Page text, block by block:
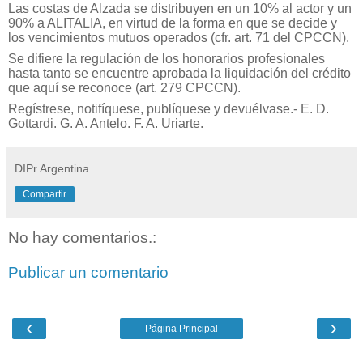
Las costas de Alzada se distribuyen en un 10% al actor y un
90% a ALITALIA, en virtud de la forma en que se decide y
los vencimientos mutuos operados (cfr. art. 71 del CPCCN).
Se difiere la regulación de los honorarios profesionales
hasta tanto se encuentre aprobada la liquidación del crédito
que aquí se reconoce (art. 279 CPCCN).
Regístrese, notifíquese, publíquese y devuélvase.- E. D.
Gottardi. G. A. Antelo. F. A. Uriarte.
DIPr Argentina
Compartir
No hay comentarios.:
Publicar un comentario
‹ ›
Página Principal